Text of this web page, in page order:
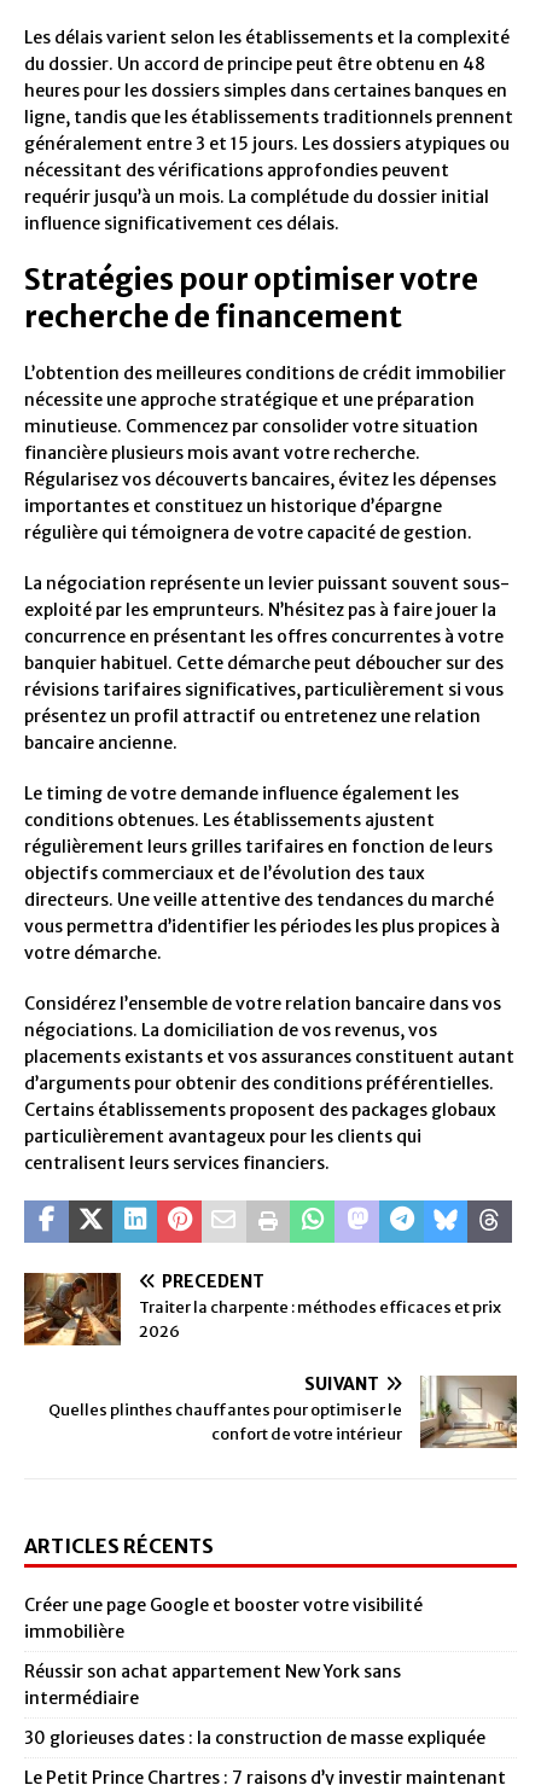
Les délais varient selon les établissements et la complexité
du dossier. Un accord de principe peut être obtenu en 48
heures pour les dossiers simples dans certaines banques en
ligne, tandis que les établissements traditionnels prennent
généralement entre 3 et 15 jours. Les dossiers atypiques ou
nécessitant des vérifications approfondies peuvent
requérir jusqu’à un mois. La complétude du dossier initial
influence significativement ces délais.
Stratégies pour optimiser votre
recherche de financement
L’obtention des meilleures conditions de crédit immobilier
nécessite une approche stratégique et une préparation
minutieuse. Commencez par consolider votre situation
financière plusieurs mois avant votre recherche.
Régularisez vos découverts bancaires, évitez les dépenses
importantes et constituez un historique d’épargne
régulière qui témoignera de votre capacité de gestion.
La négociation représente un levier puissant souvent sous-
exploité par les emprunteurs. N’hésitez pas à faire jouer la
concurrence en présentant les offres concurrentes à votre
banquier habituel. Cette démarche peut déboucher sur des
révisions tarifaires significatives, particulièrement si vous
présentez un profil attractif ou entretenez une relation
bancaire ancienne.
Le timing de votre demande influence également les
conditions obtenues. Les établissements ajustent
régulièrement leurs grilles tarifaires en fonction de leurs
objectifs commerciaux et de l’évolution des taux
directeurs. Une veille attentive des tendances du marché
vous permettra d’identifier les périodes les plus propices à
votre démarche.
Considérez l’ensemble de votre relation bancaire dans vos
négociations. La domiciliation de vos revenus, vos
placements existants et vos assurances constituent autant
d’arguments pour obtenir des conditions préférentielles.
Certains établissements proposent des packages globaux
particulièrement avantageux pour les clients qui
centralisent leurs services financiers.
PRÉCÉDENT
Traiter la charpente : méthodes efficaces et prix
2026
SUIVANT
Quelles plinthes chauffantes pour optimiser le
confort de votre intérieur
ARTICLES RÉCENTS
Créer une page Google et booster votre visibilité
immobilière
Réussir son achat appartement New York sans
intermédiaire
30 glorieuses dates : la construction de masse expliquée
Le Petit Prince Chartres : 7 raisons d’y investir maintenant